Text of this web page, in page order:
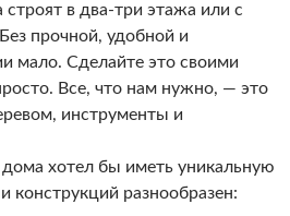
в два-три этажа или с
прочной, удобной и
мало. Сделайте это своими
Все, что нам нужно, — это
инструменты и
хотел бы иметь уникальную
конструкций разнообразен: